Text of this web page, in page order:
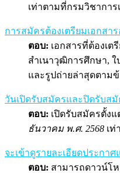
เท่าตามที่กรมวิชากา
การสมัครต้องเตรียมเอกสาร
ตอบ: เอกสารที่ต้องเต
สำเนาวุฒิการศึกษา,
และรูปถ่ายล่าสุดตาม
วันเปิดรับสมัครและปิดรับส
ตอบ: เปิดรับสมัครตั้ง
ธันวาคม พ.ศ. 2568 เท่
จะเข้าดูรายละเอียดประกา
ตอบ: สามารถดาวน์โ